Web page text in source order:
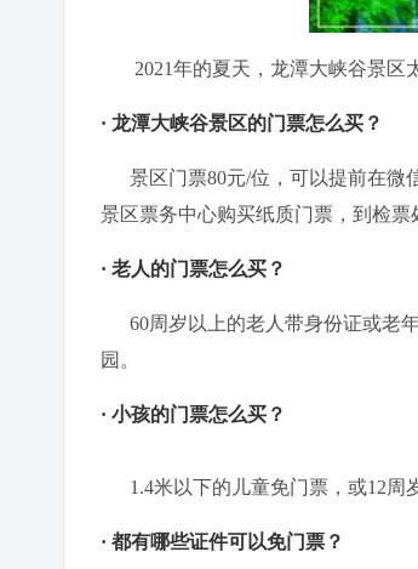
2021年的夏天，龙潭大峡谷景区
· 龙潭大峡谷景区的门票怎么买？
景区门票80元/位，可以提前在微
景区票务中心购买纸质门票，到检票
· 老人的门票怎么买？
60周岁以上的老人带身份证或老年
园。
· 小孩的门票怎么买？
1.4米以下的儿童免门票，或12周
· 都有哪些证件可以免门票？